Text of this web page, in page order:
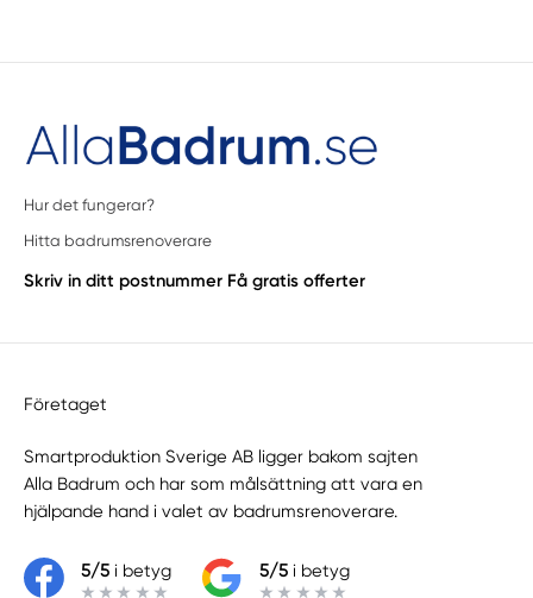
Hur det fungerar?
Hitta badrumsrenoverare
Skriv in ditt postnummer Få gratis offerter
Företaget
Smartproduktion Sverige AB ligger bakom sajten
Alla Badrum och har som målsättning att vara en
hjälpande hand i valet av badrumsrenoverare.
5/5i betyg 5/5i betyg